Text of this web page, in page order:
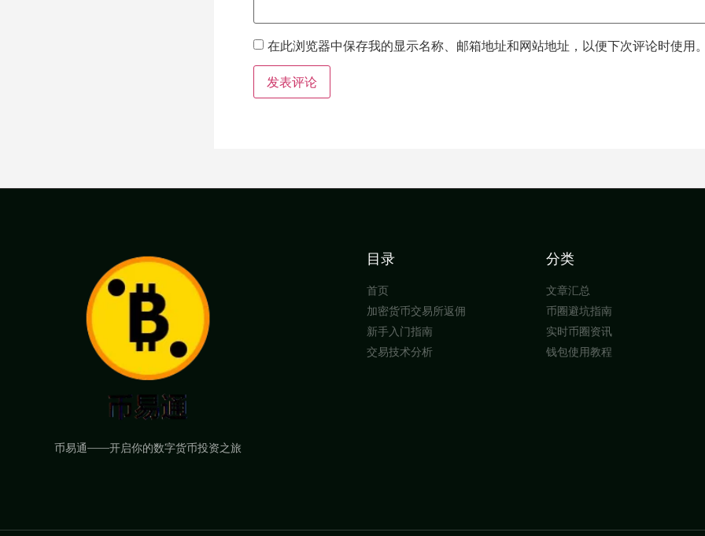
在此浏览器中保存我的显示名称、邮箱地址和网站地址，以便下次评论时使用
币易通——开启你的数字货币投资之旅
目录
首页
加密货币交易所返佣
新手入门指南
交易技术分析
分类
文章汇总
币圈避坑指南
实时币圈资讯
钱包使用教程